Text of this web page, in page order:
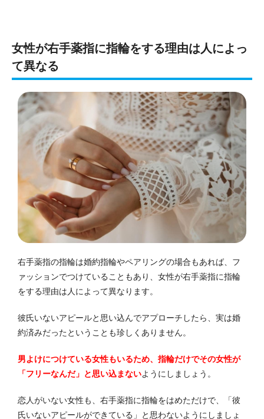
女性が右手薬指に指輪をする理由は人によっ
て異なる
右手薬指の指輪は婚約指輪やペアリングの場合もあれば、フ
ァッションでつけていることもあり、女性が右手薬指に指輪
をする理由は人によって異なります。
彼氏いないアピールと思い込んでアプローチしたら、実は婚
約済みだったということも珍しくありません。
男よけにつけている女性もいるため、指輪だけでその女性が
「フリーなんだ」と思い込まないようにしましょう。
恋人がいない女性も、右手薬指に指輪をはめただけで、「彼
氏いないアピールができている」と思わないようにしましょ